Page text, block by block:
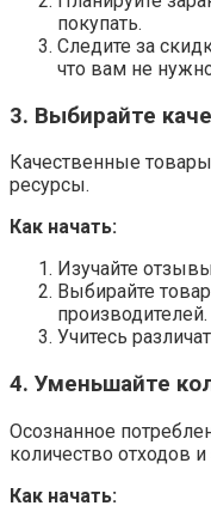
покупать.
Следите за
что вам не
3. Выбирайте
Качественные
ресурсы.
Как начать:
Изучайте
Выбирайте
производителей.
Учитесь
4. Уменьшайте
Осознанное
количество отходов
Как начать: